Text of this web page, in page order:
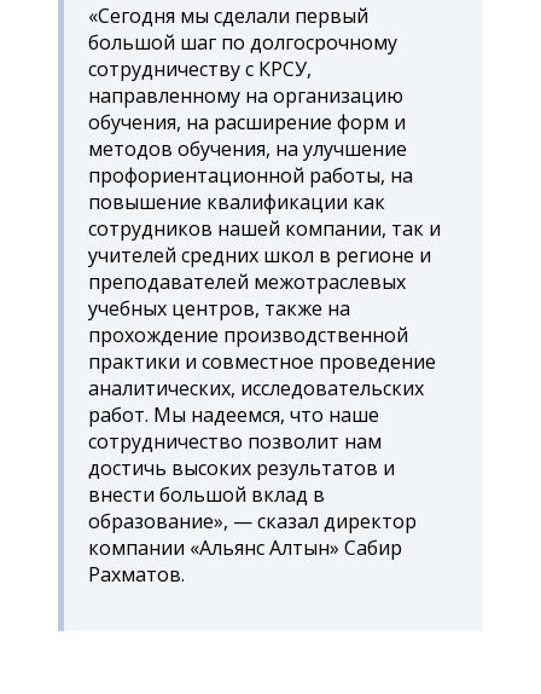
«Сегодня мы сделали первый
большой шаг по долгосрочному
сотрудничеству с КРСУ,
направленному на организацию
обучения, на расширение форм и
методов обучения, на улучшение
профориентационной работы, на
повышение квалификации как
сотрудников нашей компании, так и
учителей средних школ в регионе и
преподавателей межотраслевых
учебных центров, также на
прохождение производственной
практики и совместное проведение
аналитических, исследовательских
работ. Мы надеемся, что наше
сотрудничество позволит нам
достичь высоких результатов и
внести большой вклад в
образование», — сказал директор
компании «Альянс Алтын» Сабир
Рахматов.